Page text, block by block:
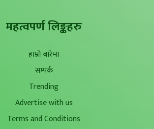
महत्वपर्ण लिङ्कहरु
हाम्रो बारेमा
सम्पर्क
Trending
Advertise with us
Terms and Conditions